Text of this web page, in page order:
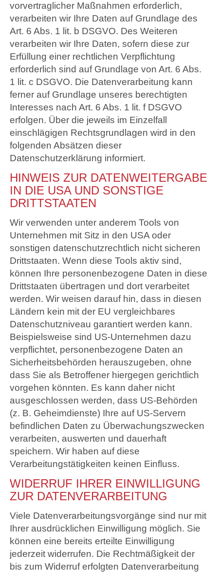
vorvertraglicher Maßnahmen erforderlich,
verarbeiten wir Ihre Daten auf Grundlage des
Art. 6 Abs. 1 lit. b DSGVO. Des Weiteren
verarbeiten wir Ihre Daten, sofern diese zur
Erfüllung einer rechtlichen Verpflichtung
erforderlich sind auf Grundlage von Art. 6 Abs.
1 lit. c DSGVO. Die Datenverarbeitung kann
ferner auf Grundlage unseres berechtigten
Interesses nach Art. 6 Abs. 1 lit. f DSGVO
erfolgen. Über die jeweils im Einzelfall
einschlägigen Rechtsgrundlagen wird in den
folgenden Absätzen dieser
Datenschutzerklärung informiert.
HINWEIS ZUR DATENWEITERGABE
IN DIE USA UND SONSTIGE
DRITTSTAATEN
Wir verwenden unter anderem Tools von
Unternehmen mit Sitz in den USA oder
sonstigen datenschutzrechtlich nicht sicheren
Drittstaaten. Wenn diese Tools aktiv sind,
können Ihre personenbezogene Daten in diese
Drittstaaten übertragen und dort verarbeitet
werden. Wir weisen darauf hin, dass in diesen
Ländern kein mit der EU vergleichbares
Datenschutzniveau garantiert werden kann.
Beispielsweise sind US-Unternehmen dazu
verpflichtet, personenbezogene Daten an
Sicherheitsbehörden herauszugeben, ohne
dass Sie als Betroffener hiergegen gerichtlich
vorgehen könnten. Es kann daher nicht
ausgeschlossen werden, dass US-Behörden
(z. B. Geheimdienste) Ihre auf US-Servern
befindlichen Daten zu Überwachungszwecken
verarbeiten, auswerten und dauerhaft
speichern. Wir haben auf diese
Verarbeitungstätigkeiten keinen Einfluss.
WIDERRUF IHRER EINWILLIGUNG
ZUR DATENVERARBEITUNG
Viele Datenverarbeitungsvorgänge sind nur mit
Ihrer ausdrücklichen Einwilligung möglich. Sie
können eine bereits erteilte Einwilligung
jederzeit widerrufen. Die Rechtmäßigkeit der
bis zum Widerruf erfolgten Datenverarbeitung